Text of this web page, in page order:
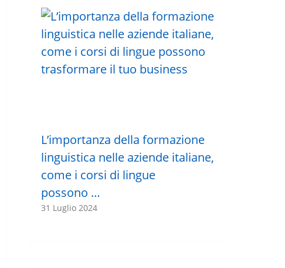
L’importanza della formazione
linguistica nelle aziende italiane,
come i corsi di lingue
possono …
31 Luglio 2024